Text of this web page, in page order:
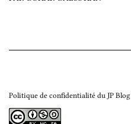
Politique de confidentialité du JP Blog